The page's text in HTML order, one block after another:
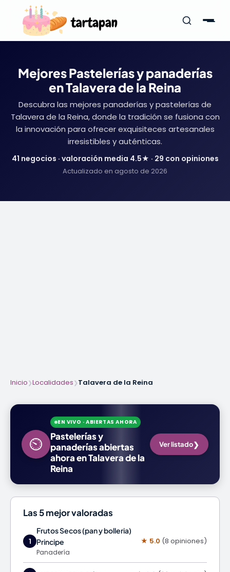
Mejores Pastelerías y panaderías
en Talavera de la Reina
Descubra las mejores panaderías y pastelerías de
Talavera de la Reina, donde la tradición se fusiona con
la innovación para ofrecer exquisiteces artesanales
irresistibles y auténticas.
41 negocios · valoración media 4.5★ · 29 con opiniones
Actualizado en agosto de 2026
Inicio❯Localidades❯Talavera de la Reina
⏲
EN VIVO · ABIERTAS AHORA
Pastelerías y
panaderías abiertas
ahora en Talavera de la
Reina
Ver listado❯
Las 5 mejor valoradas
1
Frutos Secos (pan y bolleria)
Principe
Panadería
★ 5.0 (8 opiniones)